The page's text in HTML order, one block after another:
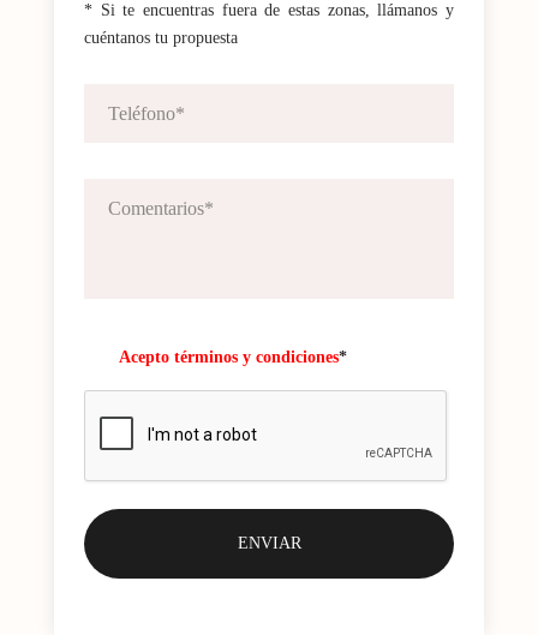
* Si te encuentras fuera de estas zonas, llámanos y
cuéntanos tu propuesta
Acepto términos y condiciones*